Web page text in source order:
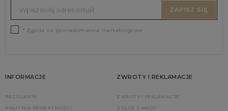
ZAPISZ SIĘ
* Zgoda na powiadomienia marketingowe
INFORMACJE
REGULAMIN
POLITYKA PRYWATNOŚCI
ZWROTY I REKLAMACJE
ZWROTY I REKLAMACJE
ZGŁOŚ ZWROT